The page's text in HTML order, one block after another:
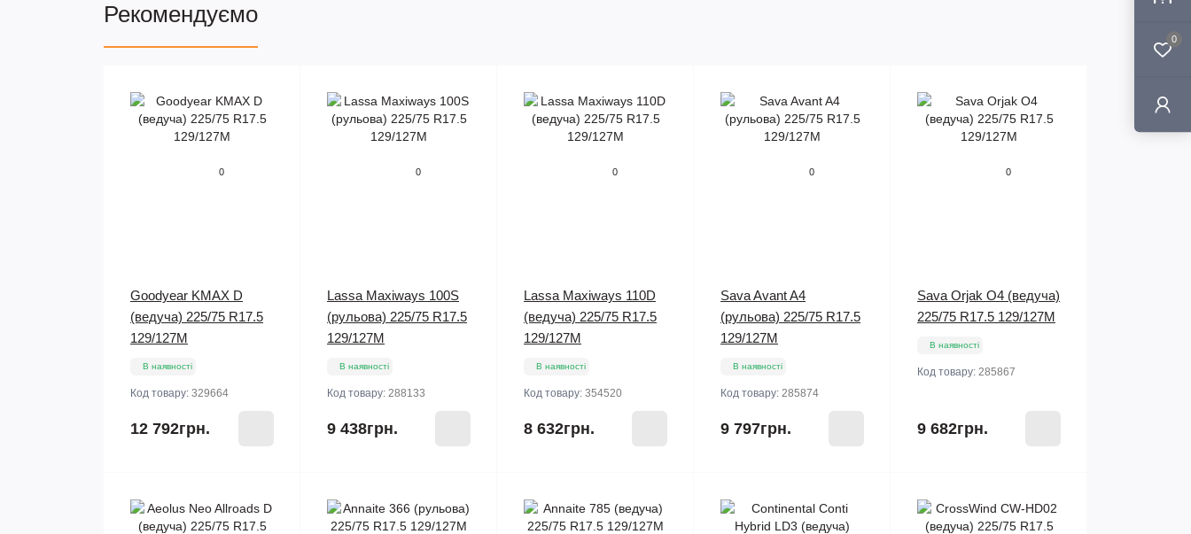
0
Рекомендуємо
0
Goodyear KMAX D
(ведуча) 225/75 R17.5
129/127M
В наявності
Код товару: 329664
12 792грн.
0
Lassa Maxiways 100S
(рульова) 225/75 R17.5
129/127M
В наявності
Код товару: 288133
9 438грн.
0
Lassa Maxiways 110D
(ведуча) 225/75 R17.5
129/127M
В наявності
Код товару: 354520
8 632грн.
0
Sava Avant A4
(рульова) 225/75 R17.5
129/127M
В наявності
Код товару: 285874
9 797грн.
0
Sava Orjak O4 (ведуча)
225/75 R17.5 129/127M
В наявності
Код товару: 285867
9 682грн.